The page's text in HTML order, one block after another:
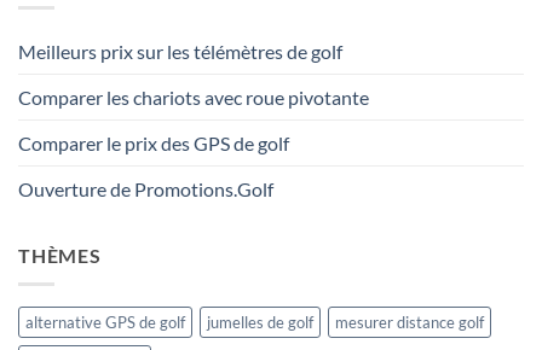
Meilleurs prix sur les télémètres de golf
Comparer les chariots avec roue pivotante
Comparer le prix des GPS de golf
Ouverture de Promotions.Golf
THÈMES
alternative GPS de golf jumelles de golf
mesurer distance golf